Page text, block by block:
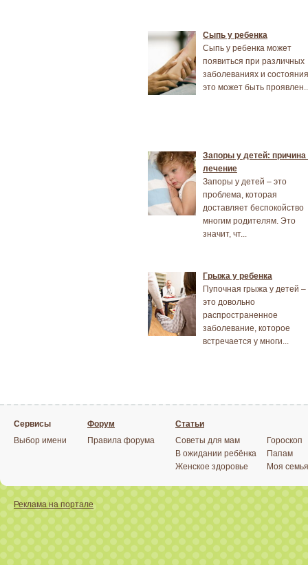
Сыпь у ребенка
Сыпь у ребенка может
появиться при различных
заболеваниях и
это может быть
Запоры у детей: причина
лечение
Запоры у детей – это
проблема, которая
доставляет беспокойство
многим родителям. Это
значит, чт...
Грыжа у ребенка
Пупочная грыжа у детей –
это довольно
распространенное
заболевание, которое
встречается у многи...
Сервисы
Выбор имени
Форум
Правила форума
Статьи
Советы для мам
В ожидании ребёнка
Женское здоровье
Гороскоп
Папам
Моя семья
Реклама на портале